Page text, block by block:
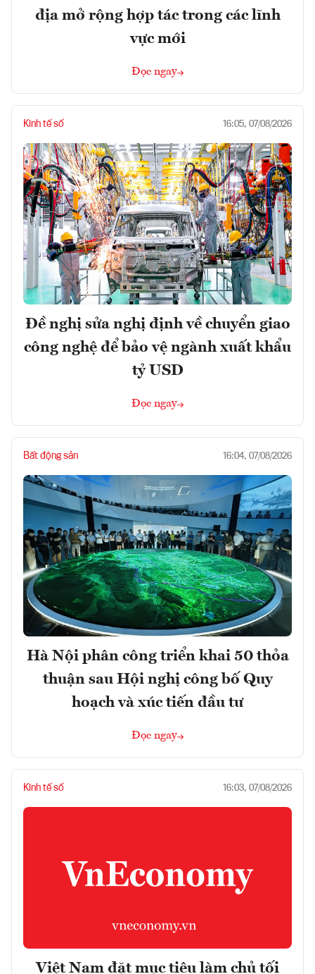
địa mở rộng hợp tác trong các lĩnh
vực mới
Đọc ngay
Kinh tế số 16:05, 07/08/2026
Đề nghị sửa nghị định về chuyển giao
công nghệ để bảo vệ ngành xuất khẩu
tỷ USD
Đọc ngay
Bất động sản 16:04, 07/08/2026
Hà Nội phân công triển khai 50 thỏa
thuận sau Hội nghị công bố Quy
hoạch và xúc tiến đầu tư
Đọc ngay
Kinh tế số 16:03, 07/08/2026
Việt Nam đặt mục tiêu làm chủ tối